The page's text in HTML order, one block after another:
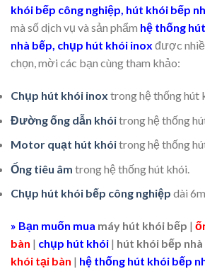
khói bếp công nghiệp, hút khói bếp
mà số dịch vụ và sản phẩm hệ thống
nhà bếp, chụp hút khói inox được
chọn, mời các bạn cùng tham khảo:
Chụp hút khói inox trong hệ thống hút
Đường ống dẫn khóitrong hệ thống
Motor quạt hút khóitrong hệ thống
Ống tiêu âm trong hệ thống hút khói.
Chụp hút khói bếp công nghiệp dài 6m
» Bạn muốn mua máy hút khói bếp |
bàn | chụp hút khói | hút khói bếp nhà
khói tại bàn | hệ thống hút khói bếp